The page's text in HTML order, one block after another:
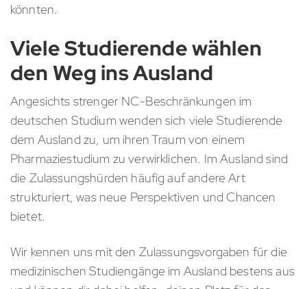
könnten.
Viele Studierende wählen
den Weg ins Ausland
Angesichts strenger NC-Beschränkungen im
deutschen Studium wenden sich viele Studierende
dem Ausland zu, um ihren Traum von einem
Pharmaziestudium zu verwirklichen. Im Ausland sind
die Zulassungshürden häufig auf andere Art
strukturiert, was neue Perspektiven und Chancen
bietet.
Wir kennen uns mit den Zulassungsvorgaben für die
medizinischen Studiengänge im Ausland bestens aus